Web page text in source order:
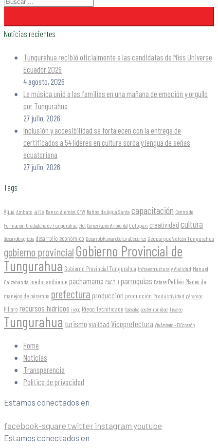
Noticias recientes
Tungurahua recibió oficialmente a las candidatas de Miss Universe
Ecuador 2026
4 agosto, 2026
La música unió a las familias en una mañana de emoción y orgullo
por Tungurahua
27 julio, 2026
Inclusión y accesibilidad se fortalecen con la entrega de
certificados a 54 líderes en cultura sorda y lengua de señas
ecuatoriana
27 julio, 2026
Tags
Agua Ambato arte Banco Alemán KFW Baños de Agua Santa capacitación Centro de
Formación Ciudadana de Tungurahua cfct ConservaciónAmbiental Cotopaxi creatividad cultura
desarrollo agrícola desarrollo económico DesarrolloHumanoCulturaDeportes Geoparque Volcán Tungurahua
gobierno provincial Gobierno Provincial de
Tungurahua Gobierno Provincial Tungurahua Infraestructura y Vialidad Manuel
Caizabanda medio ambiente pachamama PACT II parroquias Patate Pelileo Planes de
manejos de páramos prefectura produccion producción Productividad páramos
Píllaro recursos hídricos riego Riego Tecnificado Salasaka sostenibilidad Tisaleo
Tungurahua turismo vialidad Viceprefectura Vía Ambato - El Corazón
Home
Noticias
Transparencia
Política de privacidad
Estamos conectados en
facebook-square twitter instagram youtube
Estamos conectados en